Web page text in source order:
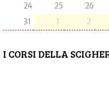
24
25 26
31
1 2
I CORSI DELLA